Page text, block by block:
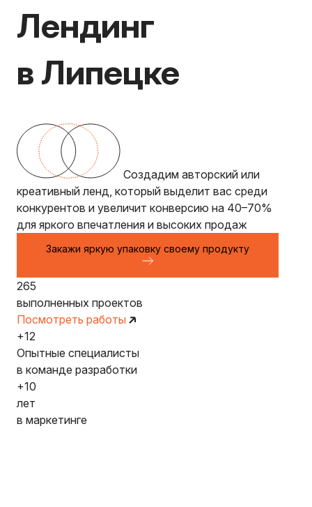
Лендинг
в Липецке
Создадим авторский или
креативный ленд, который выделит вас среди
конкурентов и увеличит конверсию на 40–70%
для яркого впечатления и высоких продаж
Закажи яркую упаковку своему продукту
265
выполненных проектов
Посмотреть работы
+12
Опытные специалисты
в команде разработки
+10
лет
в маркетинге